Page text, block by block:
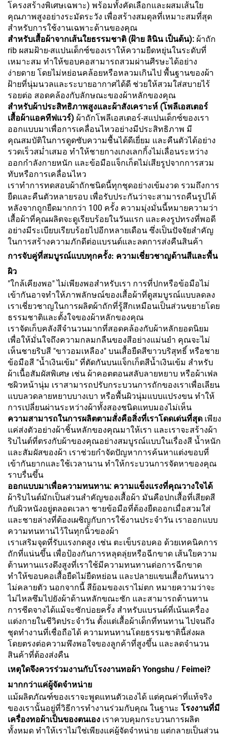
โครงสร้างพิเศษเฉพาะ) พร้อมทั้งคัดเลือกและผสมเส้นใย
คุณภาพสูงอย่างระมัดระวัง เพื่อสร้างสมดุลที่เหมาะสมที่สุด
สำหรับการใช้งานเฉพาะด้านของคุณ
สำหรับเสื้อผ้าจากเส้นใยธรรมชาติ (ฝ้าย ลินิน เป็นต้น): ผ้าถัก
rib ผสมฝ้าย-สแปนเด็กซ์ของเราให้ความยืดหยุ่นในระดับที่
เหมาะสม ทำให้ขอบคอสามารถสวมผ่านศีรษะได้อย่าง
ง่ายดาย โดยไม่หย่อนคล้อยหรือหลวมเกินไป พื้นฐานของผ้า
ฝ้ายที่นุ่มนวลและระบายอากาศได้ดี ช่วยให้สวมใส่สบายไร้
รอยต่อ สอดคล้องกับลักษณะของผ้าหลักของคุณ
สำหรับผ้าประสิทธิภาพสูงและผ้าสังเคราะห์ (โพลีเอสเตอร์
เสื้อผ้าแอคทีฟแวร์) ผ้าถักโพลีเอสเตอร์-สแปนเด็กซ์ของเรา
ออกแบบมาเพื่อการเคลื่อนไหวอย่างมีประสิทธิภาพ มี
คุณสมบัติในการดูดซับความชื้นได้ดีเยี่ยม และคืนตัวได้อย่าง
รวดเร็วสม่ำเสมอ ทำให้ชายกางเกงเลกกิ้งไม่เลื่อนระหว่าง
ออกกำลังกายหนัก และข้อมือแจ็กเก็ตไม่เสียรูปจากการสวม
ทับหรือการเคลื่อนไหว
เราทำการทดสอบผ้าถักชนิดนี้ทุกชุดอย่างเข้มงวด รวมถึงการ
ยืดและคืนตัวหลายรอบ เพื่อรับประกันว่าจะสามารถคืนรูปได้
หลังจากถูกยืดมากกว่า 100 ครั้ง ความมุ่งมั่นนี้หมายความว่า
เสื้อผ้าที่คุณผลิตจะดูเรียบร้อยในวันแรก และคงรูปทรงที่พอดี
อย่างมีระเบียบเรียบร้อยไปอีกหลายเดือน ซึ่งเป็นปัจจัยสำคัญ
ในการสร้างความภักดีต่อแบรนด์และลดการส่งคืนสินค้า
การจับคู่ที่สมบูรณ์แบบทุกครั้ง: ความเชี่ยวชาญด้านสีและพื้น
ผิว
"ใกล้เคียงพอ" ไม่เพียงพอสำหรับเรา การที่ปกหรือข้อมือไม่
เข้ากันอาจทำให้ภาพลักษณ์ของเสื้อผ้าที่ดูสมบูรณ์แบบลดลง
เราเชี่ยวชาญในการผลิตผ้าถักที่รู้สึกเหมือนเป็นส่วนขยายโดย
ธรรมชาติและตั้งใจของผ้าหลักของคุณ
เราจัดเก็บคลังสีจำนวนมากที่สอดคล้องกับผ้าหลักยอดนิยม
เพื่อให้มั่นใจถึงความกลมกลืนของสีอย่างแม่นยำ คุณจะไม่
เห็นชายริบสี "ขาวอมเหลือง" บนเสื้อยืดสีขาวบริสุทธิ์ หรือชาย
ข้อมือสี "น้ำเงินเข้ม" ที่ตัดกันบนแจ็กเก็ตสีน้ำเงินเข้ม สำหรับ
ผ้าเนื้อสัมผัสพิเศษ เช่น ผ้าคอตตอนสลับลายหยาบ หรือผ้าเฟล
ซผิวหน้านุ่ม เราสามารถปรับกระบวนการถักของเราเพื่อเลียน
แบบลวดลายหยาบบางเบา หรือพื้นผิวนุ่มแบบแปรงขน ทำให้
การเปลี่ยนผ่านระหว่างผ้าทั้งสองชนิดแทบมองไม่เห็น
ความสามารถในการผลิตตามสั่งคือสิ่งที่เราโดดเด่นที่สุด เพียง
แค่ส่งตัวอย่างผ้าชิ้นหลักของคุณมาให้เรา และเราจะสร้างผ้า
ริบไนต์ที่ตรงกับผ้าของคุณอย่างสมบูรณ์แบบในเรื่องสี น้ำหนัก
และสัมผัสของผ้า เราช่วยกำจัดปัญหาการค้นหาแต่งขอบที่
เข้ากันยากและใช้เวลานาน ทำให้กระบวนการจัดหาของคุณ
ราบรื่นขึ้น
ออกแบบมาเพื่อความทนทาน: ความแข็งแรงที่คุณวางใจได้
ผ้าริบไนต์มักเป็นส่วนสำคัญของเสื้อผ้า มันคือปกเสื้อที่เสียดสี
กับผิวหนังอยู่ตลอดเวลา ชายข้อมือที่ต้องยืดออกเมื่อสวมใส่
และชายล่างที่ต้องเผชิญกับการใช้งานประจำวัน เราออกแบบ
ความทนทานไว้ในทุกนิ้วของผ้า
เราเสริมจุดที่รับแรงกดสูง เช่น ตะเข็บรอบคอ ด้วยเทคนิคการ
ถักที่แน่นขึ้น เพื่อป้องกันการหลุดลุ่ยหรือฉีกขาด เส้นใยความ
ต้านทานแรงดึงสูงที่เราใช้มีความทนทานต่อการฉีกขาด
ทำให้ขอบคอเสื้อยืดไม่ยืดหย่อน และปลายแขนเสื้อกันหนาว
ไม่คลายตัว นอกจากนี้ สีย้อมของเราไม่ตก หมายความว่าจะ
ไม่ไหลซึมไปยังผ้าด้านหลักขณะซัก และสามารถต้านทาน
การซีดจางได้แม้จะซักบ่อยครั้ง สำหรับแบรนด์ที่เน้นเครื่อง
แต่งกายในชีวิตประจำวัน ตั้งแต่เสื้อผ้าเด็กที่ทนทาน ไปจนถึง
ชุดทำงานที่เชื่อถือได้ ความทนทานโดยธรรมชาตินี้ส่งผล
โดยตรงต่อความพึงพอใจของลูกค้าที่สูงขึ้น และลดจำนวน
สินค้าที่ต้องส่งคืน
เหตุใดจึงควรร่วมงานกับโรงงานทอผ้า Yongshu / Feimei?
มากกว่าแค่ผู้จัดจำหน่าย
แม้ผลิตภัณฑ์ของเราจะพูดแทนตัวเองได้ แต่คุณค่าที่แท้จริง
ของเรานั้นอยู่ที่วิธีการทำงานร่วมกับคุณ ในฐานะ โรงงานที่มี
เครื่องทอผ้าเป็นของตนเอง เราควบคุมกระบวนการผลิต
ทั้งหมด ทำให้เราไม่ใช่เพียงแค่ผู้จัดจำหน่าย แต่กลายเป็นส่วน